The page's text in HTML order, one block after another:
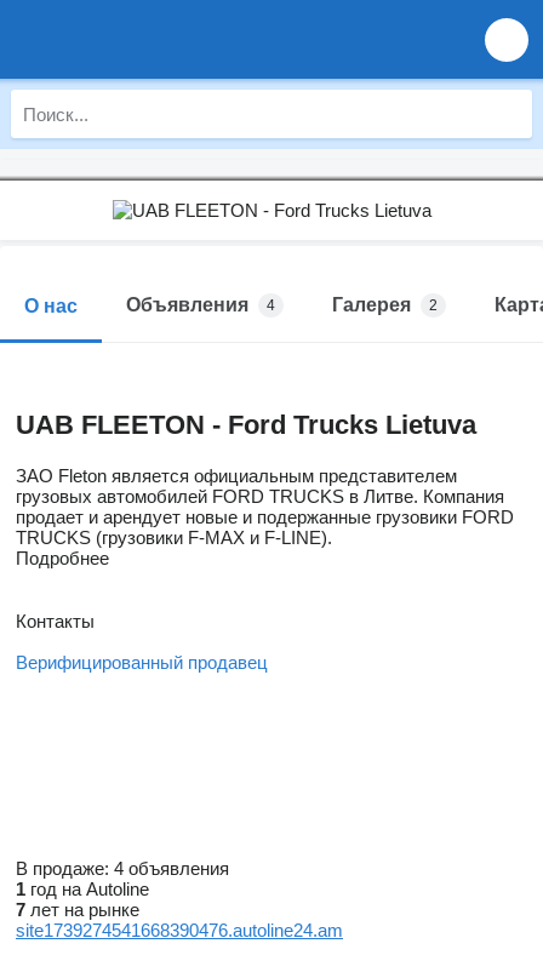
О нас Объявления 4 Галерея 2
UAB FLEETON - Ford Trucks Lietuva
ЗАО Fleton является официальным представителем
грузовых автомобилей FORD TRUCKS в Литве. Компания
продает и арендует новые и подержанные грузовики FORD
TRUCKS (грузовики F-MAX и F-LINE).
Подробнее
Контакты
Верифицированный продавец
В продаже: 4 объявления
1 год на Autoline
7 лет на рынке
site1739274541668390476.autoline24.am